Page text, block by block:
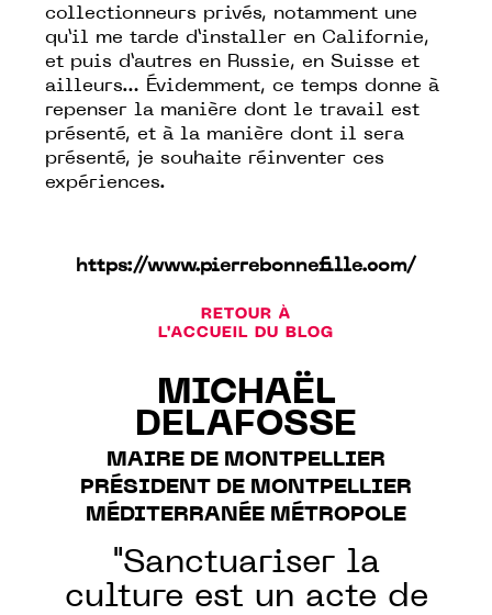
collectionneurs privés, notamment une
qu’il me tarde d’installer en Californie,
et puis d’autres en Russie, en Suisse et
ailleurs… Évidemment, ce temps donne à
repenser la manière dont le travail est
présenté, et à la manière dont il sera
présenté, je souhaite réinventer ces
expériences.
https://www.pierrebonnefille.com/
RETOUR À
L'ACCUEIL DU BLOG
MICHAËL
DELAFOSSE
MAIRE DE MONTPELLIER
PRÉSIDENT DE MONTPELLIER
MÉDITERRANÉE MÉTROPOLE
"Sanctuariser la
culture est un acte de